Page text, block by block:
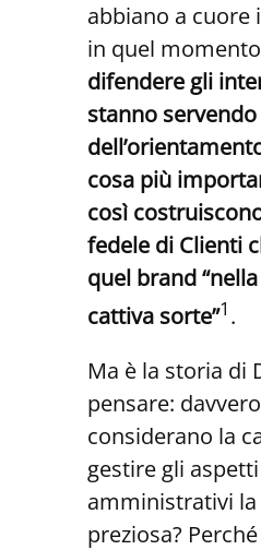
abbiano a cuore
in quel
difendere gli
stanno
cosa più
così
fedele di Clienti
quel brand
cattiva sorte”1 .
Ma è la storia di
pensare:
considerano la
gestire gli
amministrativi la
preziosa?